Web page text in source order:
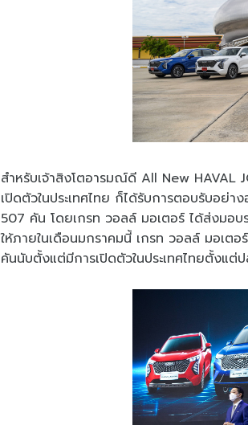
สำหรับเจ้าสิงโตอารมณ์ดี All New HAVAL
เปิดตัวในประเทศไทย ก็ได้รับการตอบรับอ
507 คัน โดยเกรท วอลล์ มอเตอร์ ได้ส่งมอ
ให้ภายในเดือนมกราคมนี้ เกรท วอลล์ มอเต
คันนับตั้งแต่มีการเปิดตัวในประเทศไทยตั้งแ